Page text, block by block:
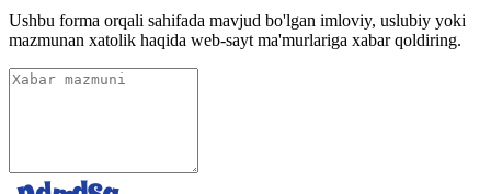
Ushbu forma orqali sahifada mavjud bo'lgan imloviy, uslubiy yoki
mazmunan xatolik haqida web-sayt ma'murlariga xabar qoldiring.